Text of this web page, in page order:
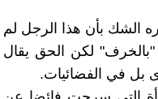
الشك بأن هذا الرجل لم
لكن الحق يقال
بل في الفضائيات.